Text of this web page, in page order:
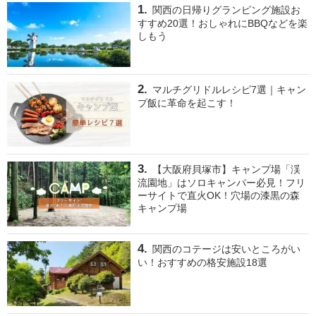
関西の日帰りグランピング施設お
すすめ20選！おしゃれにBBQなどを楽
しもう
マルチグリドルレシピ7選｜キャン
プ飯に革命を起こす！
【大阪府貝塚市】キャンプ場「渓
流園地」はソロキャンパー必見！フリ
ーサイトで直火OK！穴場の漆黒の森
キャンプ場
関西のコテージは安いところがい
い！おすすめの格安施設18選